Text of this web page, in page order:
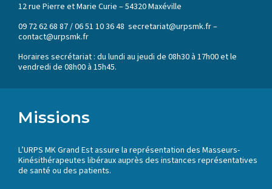
12 rue Pierre et Marie Curie – 54320 Maxéville
09 72 62 68 87 / 06 51 10 36 48 secretariat@urpsmk.fr –
contact@urpsmk.fr
Horaires secrétariat : du lundi au jeudi de 08h30 à 17h00 et le
vendredi de 08h00 à 15h45.
Missions
L’URPS MK Grand Est assure la représentation des Masseurs-
Kinésithérapeutes libéraux auprès des instances représentatives
de santé ou des patients.